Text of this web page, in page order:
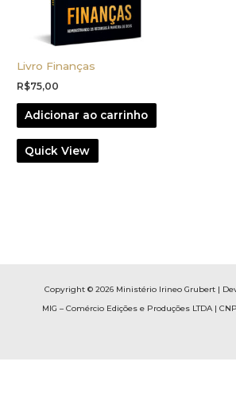
Livro Finanças
R$75,00
Adicionar ao carrinho
Quick View
Copyright © 2026 Ministério Irineo Grubert |
MIG – Comércio Edições e Produções LTDA |